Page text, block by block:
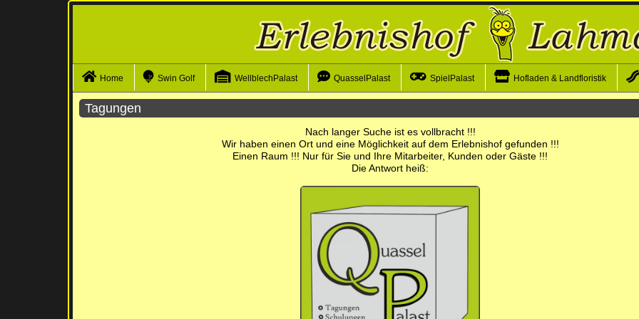
Navigation überspringen
Home
Swin Golf WellblechPalast QuasselPalast SpielPalast Hofladen & Landfloristik
Tagungen
Nach langer Suche ist es vollbracht !!!
Wir haben einen Ort und eine Möglichkeit auf dem Erlebnishof gefunden !!!
Einen Raum !!! Nur für Sie und Ihre Mitarbeiter, Kunden oder Gäste !!!
Die Antwort heiß: